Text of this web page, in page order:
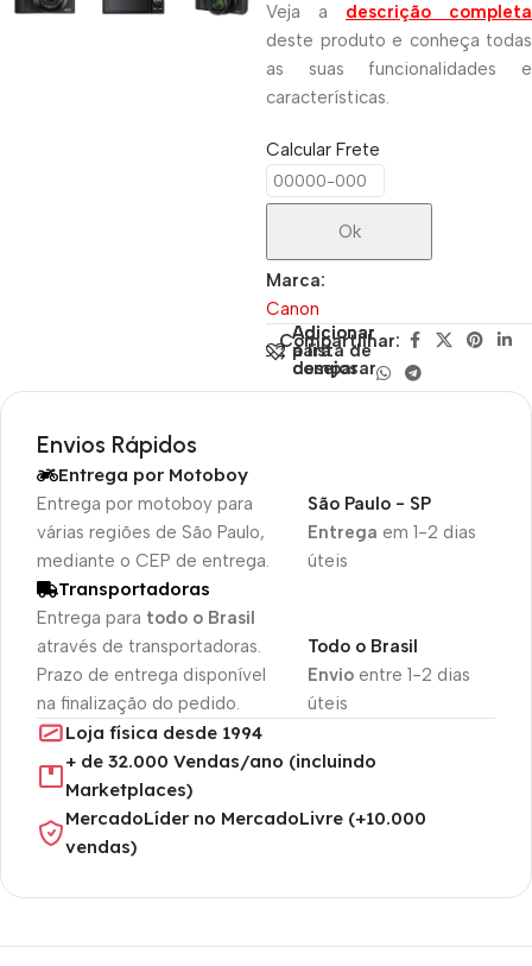
Veja a descrição completa
deste produto e conheça todas
as suas funcionalidades e
características.
Calcular Frete
Ok
Marca:
Canon
Adicionar
para
comparar
Adicionar
à lista de
desejos
Compartilhar:
Envios Rápidos
Entrega por Motoboy
Entrega por motoboy para
várias regiões de São Paulo,
mediante o CEP de entrega.
Entrega em 1-2 dias
úteis
São Paulo - SP
Transportadoras
Entrega para todo o Brasil
através de transportadoras.
Prazo de entrega disponível
na finalização do pedido.
Envioentre 1-2 dias
úteis
Todo o Brasil
Loja física desde 1994
+ de 32.000 Vendas/ano (incluindo
Marketplaces)
MercadoLíder no MercadoLivre (+10.000
vendas)